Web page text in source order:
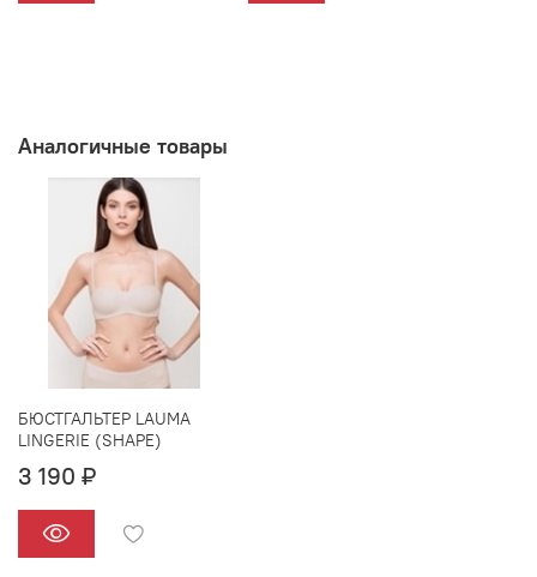
Аналогичные товары
БЮСТГАЛЬТЕР LAUMA
LINGERIE (SHAPE)
3 190 ₽